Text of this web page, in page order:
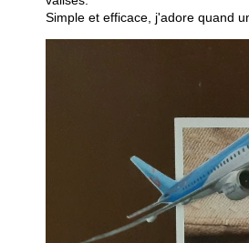
Simple et efficace, j'adore quand